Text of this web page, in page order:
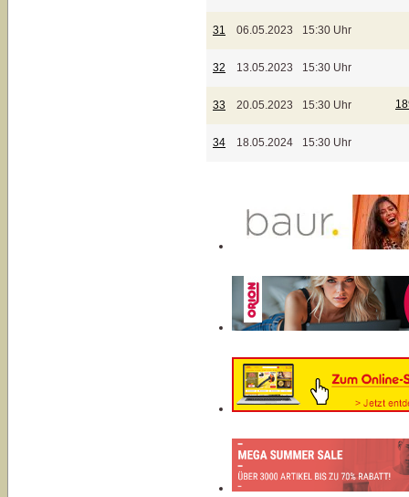
31 06.05.2023 15:30 Uhr
32 13.05.2023 15:30 Uhr
33 20.05.2023 15:30 Uhr
34 18.05.2024 15:30 Uhr